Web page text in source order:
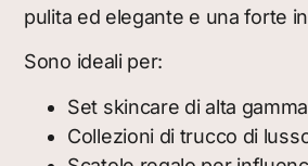
pulita ed elegante e una forte
Sono ideali per:
Set skincare di alta gamma
Collezioni di trucco di